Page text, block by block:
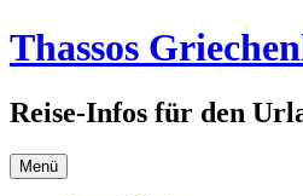
Zum
Inhalt
Thassos
Reise-Infos für den
Menü